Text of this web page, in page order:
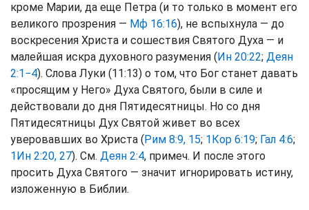
кроме Марии, да еще Петра (и то только в момент его
великого прозрения — Мф 16:16), не вспыхнула — до
воскресения Христа и сошествия Святого Духа — и
малейшая искра духовного разумения (Ин 20:22; Деян
2:1−4). Слова Луки (11:13) о том, что Бог станет давать
«просящим у Него» Духа Святого, были в силе и
действовали до дня Пятидесятницы. Но со дня
Пятидесятницы Дух Святой живет во всех
уверовавших во Христа (Рим 8:9, 15; 1Кор 6:19; Гал 4:6;
1Ин 2:20, 27). См. Деян 2:4, примеч. И после этого
просить Духа Святого — значит игнорировать истину,
изложенную в Библии.